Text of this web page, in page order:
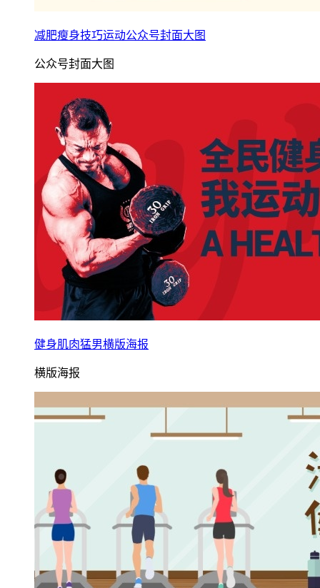
减肥瘦身技巧运动公众号封面大图
公众号封面大图
健身肌肉猛男横版海报
横版海报